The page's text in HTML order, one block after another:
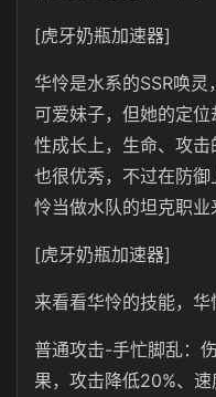
[虎牙奶瓶加速器]
华怜是水系的SSR唤
可爱妹子，但她的定
性成长上，生命、攻
也很优秀，不过在防
怜当做水队的坦克职业
[虎牙奶瓶加速器]
来看看华怜的技能，华
普通攻击-手忙脚乱：
果，攻击降低20%、